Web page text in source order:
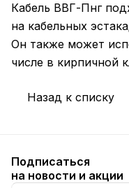
Кабель ВВГ-Пнг
на кабельных
Он также может
числе в кирпичной
Назад к списку
Подписаться
на новости и акции